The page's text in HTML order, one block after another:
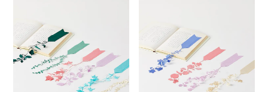
新潟
岐阜 奈良
大阪 京都 兵庫